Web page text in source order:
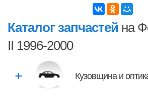
Каталог запчастей на
II 1996-2000
Кузовщина и